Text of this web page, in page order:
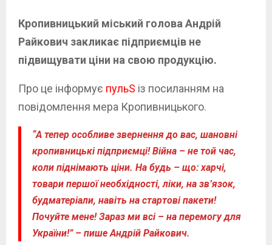
Кропивницький міський голова Андрій
Райкович закликає підприємців не
підвищувати ціни на свою продукцію.
Про це інформує пульS із посиланням на
повідомлення мера Кропивницького.
“А тепер особливе звернення до вас, шановні
кропивницькі підприємці! Війна – не той час,
коли піднімають ціни. На будь – що: харчі,
товари першої необхідності, ліки, на зв’язок,
будматеріали, навіть на стартові пакети!
Почуйте мене! Зараз ми всі – на перемогу для
України!” – пише Андрій Райкович.